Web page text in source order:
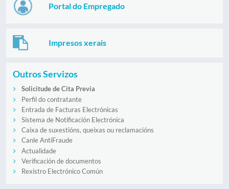
Portal do Empregado
Impresos xerais
Outros Servizos
Solicitude de Cita Previa
Perfil do contratante
Entrada de Facturas Electrónicas
Sistema de Notificación Electrónica
Caixa de suxestións, queixas ou reclamacións
Canle AntiFraude
Actualidade
Verificación de documentos
Rexistro Electrónico Común